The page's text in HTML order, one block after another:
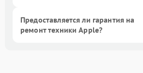
Предоставляется ли гарантия на
ремонт техники Apple?